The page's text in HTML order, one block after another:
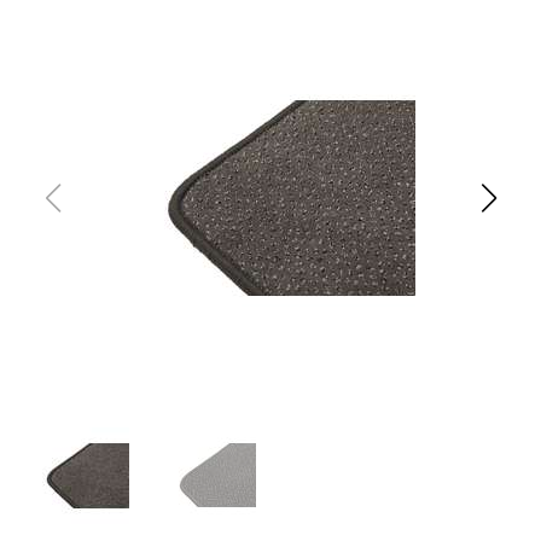
Husbilsuthyrning
Verkstad